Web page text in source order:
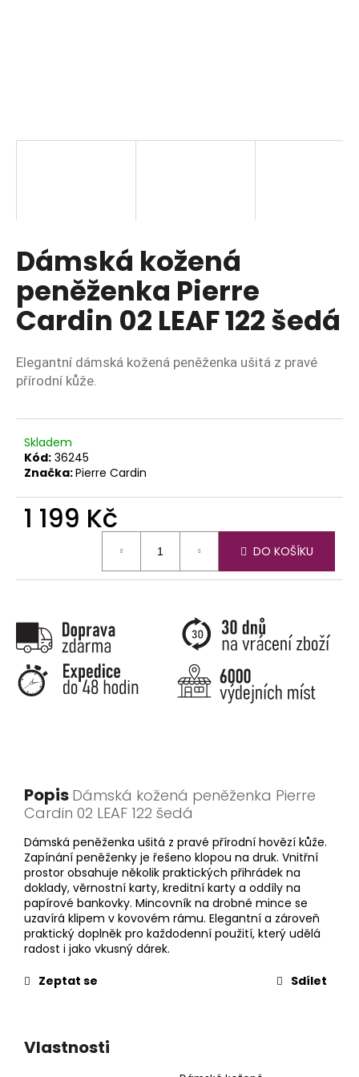
Dámská kožená
peněženka Pierre
Cardin 02 LEAF 122 šedá
Elegantní dámská kožená peněženka ušitá z pravé
přírodní kůže.
Skladem
Kód: 36245
Značka:Pierre Cardin
1 199 Kč
DO KOŠÍKU
Popis Dámská kožená peněženka Pierre
Cardin 02 LEAF 122 šedá
Dámská peněženka ušitá z pravé přírodní hovězí kůže.
Zapínání peněženky je řešeno klopou na druk. Vnitřní
prostor obsahuje několik praktických přihrádek na
doklady, věrnostní karty, kreditní karty a oddíly na
papírové bankovky. Mincovník na drobné mince se
uzavírá klipem v kovovém rámu. Elegantní a zároveň
praktický doplněk pro každodenní použití, který udělá
radost i jako vkusný dárek.
Zeptat se
Sdílet
Vlastnosti
D
o
p
o
r
č
u
e
m
e